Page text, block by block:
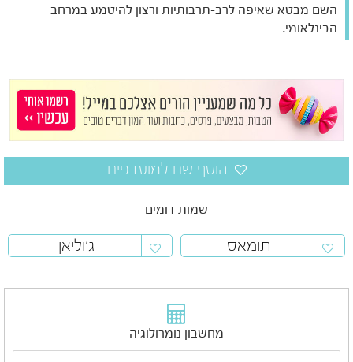
השם מבטא שאיפה לרב-תרבותיות ורצון להיטמע במרחב
הבינלאומי.
שמות דומים
תומאס ג'וליאן
מחשבון נומרולוגיה